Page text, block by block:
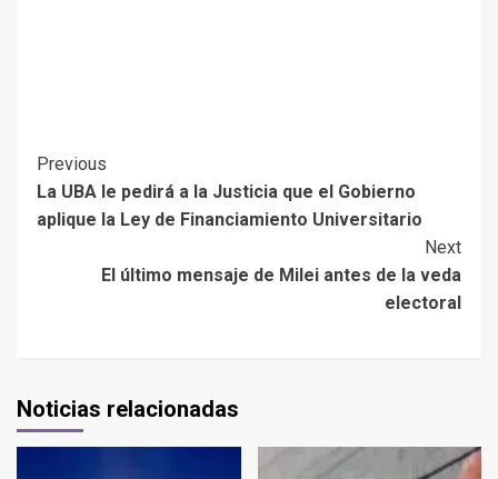
Previous
La UBA le pedirá a la Justicia que el Gobierno
aplique la Ley de Financiamiento Universitario
Next
El último mensaje de Milei antes de la veda
electoral
Noticias relacionadas